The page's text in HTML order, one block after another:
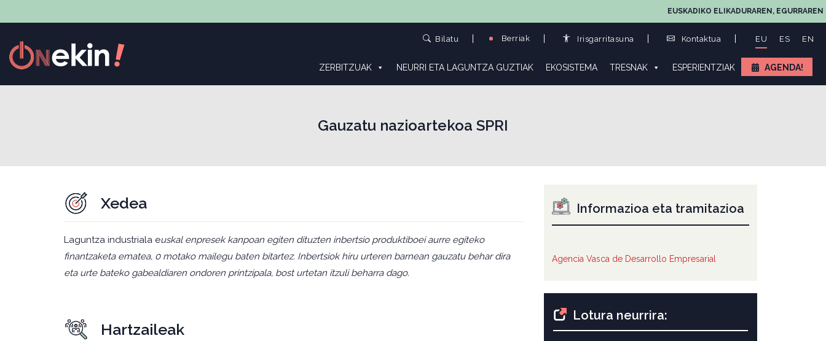
EUSKADIKO ELIKADURAREN, EGURRAREN ETA
Bilatu Berriak Irisgarritasuna Kontaktua EU ES EN
ZERBITZUAK NEURRI ETA LAGUNTZA GUZTIAK EKOSISTEMA TRESNAK ESPERIENTZIAK AGENDA!
Gauzatu nazioartekoa SPRI
Xedea
Laguntza industriala euskal enpresek kanpoan egiten dituzten inbertsio produktiboei aurre egiteko
finantzaketa ematea, 0 motako mailegu baten bitartez. Inbertsiok hiru urteren barnean gauzatu behar dira
eta urte bateko gabealdiaren ondoren printzipala, bost urtetan itzuli beharra dago.
Hartzaileak
Informazioa eta tramitazioa
Agencia Vasca de Desarrollo Empresarial
Lotura neurrira: